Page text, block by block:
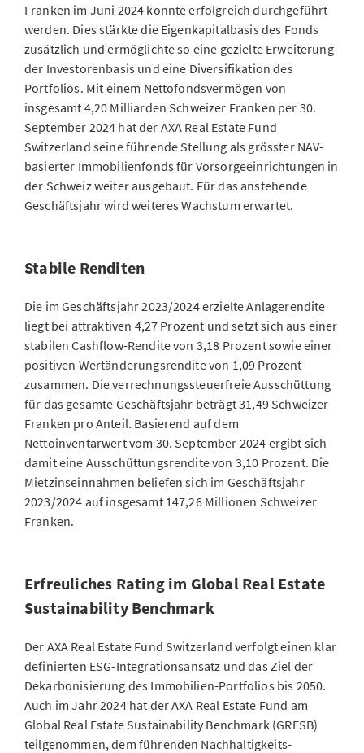
Franken im Juni 2024 konnte erfolgreich durchgeführt
werden. Dies stärkte die Eigenkapitalbasis des Fonds
zusätzlich und ermöglichte so eine gezielte Erweiterung
der Investorenbasis und eine Diversifikation des
Portfolios. Mit einem Nettofondsvermögen von
insgesamt 4,20 Milliarden Schweizer Franken per 30.
September 2024 hat der AXA Real Estate Fund
Switzerland seine führende Stellung als grösster NAV-
basierter Immobilienfonds für Vorsorgeeinrichtungen in
der Schweiz weiter ausgebaut. Für das anstehende
Geschäftsjahr wird weiteres Wachstum erwartet.
Stabile Renditen
Die im Geschäftsjahr 2023/2024 erzielte Anlagerendite
liegt bei attraktiven 4,27 Prozent und setzt sich aus einer
stabilen Cashflow-Rendite von 3,18 Prozent sowie einer
positiven Wertänderungsrendite von 1,09 Prozent
zusammen. Die verrechnungssteuerfreie Ausschüttung
für das gesamte Geschäftsjahr beträgt 31,49 Schweizer
Franken pro Anteil. Basierend auf dem
Nettoinventarwert vom 30. September 2024 ergibt sich
damit eine Ausschüttungsrendite von 3,10 Prozent. Die
Mietzinseinnahmen beliefen sich im Geschäftsjahr
2023/2024 auf insgesamt 147,26 Millionen Schweizer
Franken.
Erfreuliches Rating im Global Real Estate
Sustainability Benchmark
Der AXA Real Estate Fund Switzerland verfolgt einen klar
definierten ESG-Integrationsansatz und das Ziel der
Dekarbonisierung des Immobilien-Portfolios bis 2050.
Auch im Jahr 2024 hat der AXA Real Estate Fund am
Global Real Estate Sustainability Benchmark (GRESB)
teilgenommen, dem führenden Nachhaltigkeits-